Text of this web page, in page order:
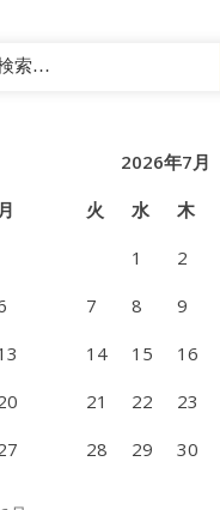
:
2026年7月
月
火 水 木
1
2
7 8 9
14 15 16
21 22 23
28 29 30